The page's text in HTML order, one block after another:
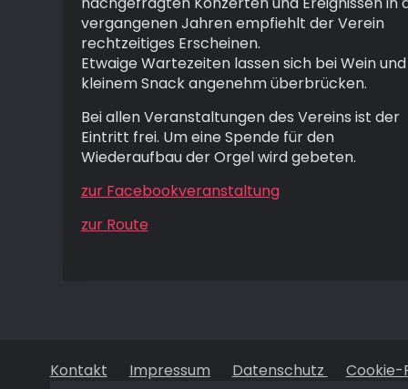
vergangenen Jahren empfiehlt der Verein
rechtzeitiges Erscheinen.
Etwaige Wartezeiten lassen sich bei Wein und
kleinem Snack angenehm überbrücken.
Bei allen Veranstaltungen des Vereins ist der
Eintritt frei. Um eine Spende für den
Wiederaufbau der Orgel wird gebeten.
zur Facebookveranstaltung
zur Route
Kontakt Impressum Datenschutz Cookie-